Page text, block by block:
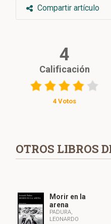
Compartir artículo
4
Calificación
4 Votos
OTROS LIBROS
Morir en la
arena
PADURA,
LEONARDO